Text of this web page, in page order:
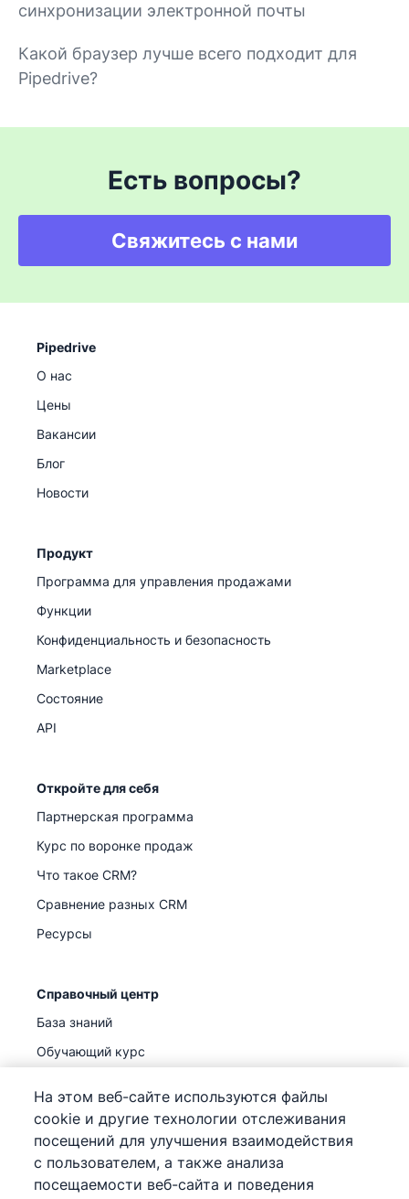
синхронизации электронной почты
Какой браузер лучше всего подходит для
Pipedrive?
Есть вопросы?
Свяжитесь с нами
Pipedrive
О нас
Цены
Вакансии
Блог
Новости
Продукт
Программа для управления продажами
Функции
Конфиденциальность и безопасность
Marketplace
Состояние
API
Откройте для себя
Партнерская программа
Курс по воронке продаж
Что такое CRM?
Сравнение разных CRM
Ресурсы
Справочный центр
База знаний
Обучающий курс
©2026Pipedrive
На этом веб-сайте используются файлы
cookie и другие технологии отслеживания
посещений для улучшения взаимодействия
с пользователем, а также анализа
посещаемости веб-сайта и поведения